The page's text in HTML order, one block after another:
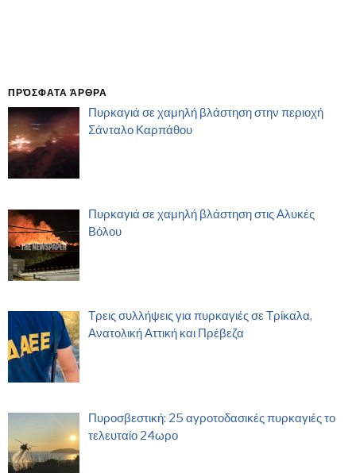
ΠΡΌΣΦΑΤΑ ΆΡΘΡΑ
Πυρκαγιά σε χαμηλή βλάστηση στην περιοχή
Σάνταλο Καρπάθου
Πυρκαγιά σε χαμηλή βλάστηση στις Αλυκές
Βόλου
Τρεις συλλήψεις για πυρκαγιές σε Τρίκαλα,
Ανατολική Αττική και Πρέβεζα
Πυροσβεστική: 25 αγροτοδασικές πυρκαγιές το
τελευταίο 24ωρο